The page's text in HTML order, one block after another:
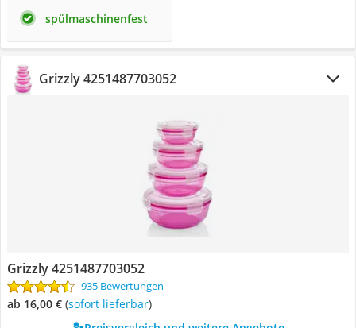
spülmaschinenfest
Grizzly 4251487703052
Grizzly 4251487703052
935 Bewertungen
ab 16,00 € ( Sofort lieferbar)